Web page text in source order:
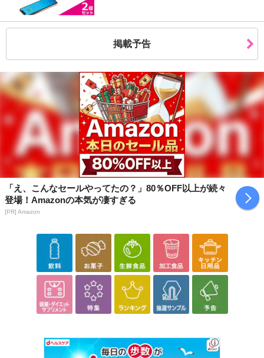
発送日カレンダー
休業日
■その他共通および商品カテゴリー別注意事項（※必ずご確認くだ
さい）
掲載予告
「え、こんなセールやってたの？」80％OFF以上が続々
登場！Amazonの本気が凄すぎる
[PR] Amazon